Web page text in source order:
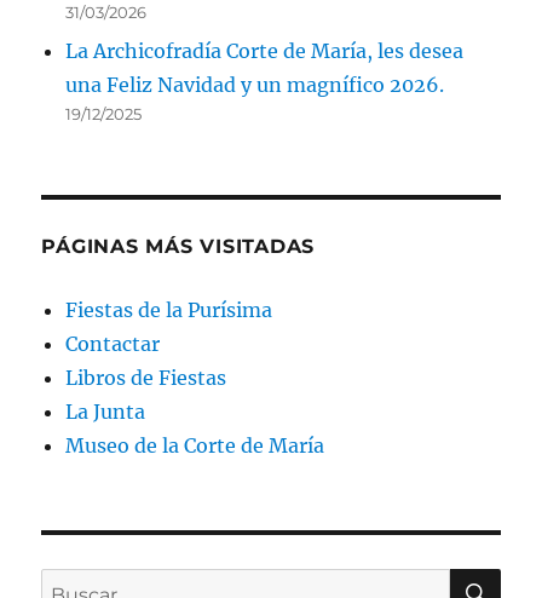
31/03/2026
La Archicofradía Corte de María, les desea
una Feliz Navidad y un magnífico 2026.
19/12/2025
PÁGINAS MÁS VISITADAS
Fiestas de la Purísima
Contactar
Libros de Fiestas
La Junta
Museo de la Corte de María
Buscar